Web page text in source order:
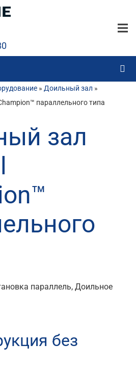
» Доильный зал »
параллельного типа
зал
параллель, Доильное
без